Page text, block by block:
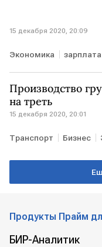
15 декабря 2020, 20:09
Экономика зарплата
Производство
на треть
15 декабря 2020, 20:01
Транспорт Бизнес
производство
Продукты Прайм
БИР-Аналитик